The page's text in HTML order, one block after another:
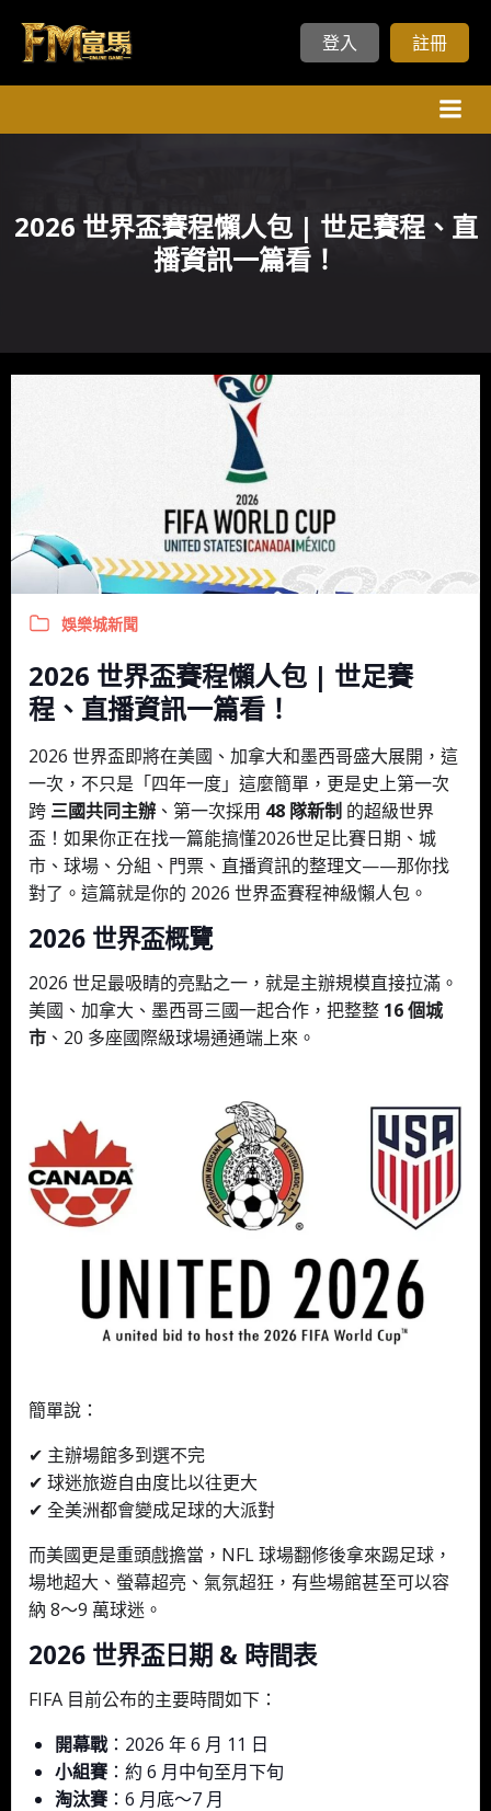
登入 註冊
2026 世界盃賽程懶人包 | 世足賽程、直
播資訊一篇看！
娛樂城新聞
2026 世界盃賽程懶人包 | 世足賽
程、直播資訊一篇看！
2026 世界盃即將在美國、加拿大和墨西哥盛大展開，這
一次，不只是「四年一度」這麼簡單，更是史上第一次
跨 三國共同主辦 、第一次採用 48 隊新制 的超級世界
盃！如果你正在找一篇能搞懂2026世足比賽日期、城
市、球場、分組、門票、直播資訊的整理文——那你找
對了。這篇就是你的 2026 世界盃賽程神級懶人包。
2026 世界盃概覽
2026 世足最吸睛的亮點之一，就是主辦規模直接拉滿。
美國、加拿大、墨西哥三國一起合作，把整整 16 個城
市 、20 多座國際級球場通通端上來。
簡單說：
✔ 主辦場館多到選不完
✔ 球迷旅遊自由度比以往更大
✔ 全美洲都會變成足球的大派對
而美國更是重頭戲擔當，NFL 球場翻修後拿來踢足球，
場地超大、螢幕超亮、氣氛超狂，有些場館甚至可以容
納 8～9 萬球迷。
2026 世界盃日期 & 時間表
FIFA 目前公布的主要時間如下：
開幕戰：2026 年 6 月 11 日
小組賽 ：約 6 月中旬至月下旬
淘汰賽 ：6 月底～7 月